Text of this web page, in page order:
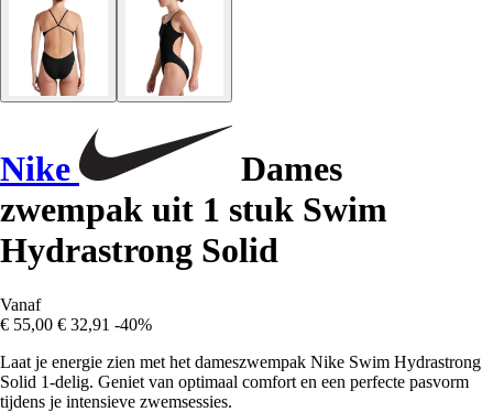
Nike
Dames
zwempak uit 1 stuk Swim
Hydrastrong Solid
Vanaf
€ 55,00 € 32,91 -40%
Laat je energie zien met het dameszwempak Nike Swim Hydrastrong
Solid 1-delig. Geniet van optimaal comfort en een perfecte pasvorm
tijdens je intensieve zwemsessies.